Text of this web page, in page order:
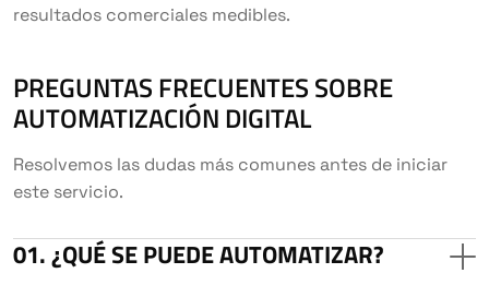
resultados comerciales medibles.
PREGUNTAS FRECUENTES SOBRE
AUTOMATIZACIÓN DIGITAL
Resolvemos las dudas más comunes antes de iniciar
este servicio.
¿QUÉ SE PUEDE AUTOMATIZAR?